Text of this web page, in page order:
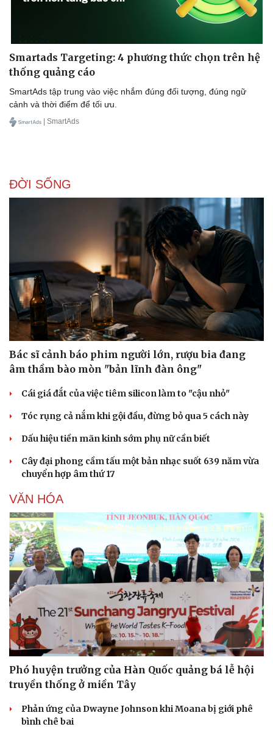
Tư vấn
Săn Tour
check-in
Đọc truyện đêm khuya
Cửa sổ tình yêu
Kể chuyện cho bé
Hạt giống tâm hồn
Smartads Targeting: 4 phương thức chọn trên hệ
thống quảng cáo
SmartAds tập trung vào việc nhắm đúng đối tượng, đúng ngữ
cảnh và thời điểm để tối ưu.
| SmartAds
ĐỜI SỐNG
Bác sĩ cảnh báo phim người lớn, rượu bia đang
âm thầm bào mòn "bản lĩnh đàn ông"
Cái giá đắt của việc tiêm silicon làm to "cậu nhỏ"
Tóc rụng cả nắm khi gội đầu, đừng bỏ qua 5 cách này
Dấu hiệu tiền mãn kinh sớm phụ nữ cần biết
Cây đại phong cầm tấu một bản nhạc suốt 639 năm vừa
chuyển hợp âm thứ 17
VĂN HÓA
Phó huyện trưởng của Hàn Quốc quảng bá lễ hội
truyền thống ở miền Tây
Phản ứng của Dwayne Johnson khi Moana bị giới phê
bình chê bai